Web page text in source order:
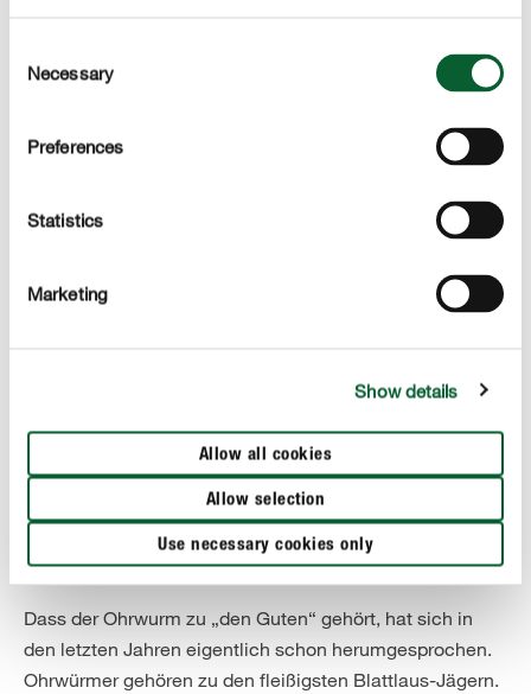
Selection
Necessary
Preferences
Statistics
Marketing
Show details
Allow all cookies
Allow selection
Use necessary cookies only
machen. Allzu wählerisch sind Baumwanzen jedoch
nicht, so findet man sie auch häufiger in Jalousiekästen
MAG OBST UND TIERISCHE KOST
Ohrwurm im Garten ansiedeln
Dass der Ohrwurm zu „den Guten“ gehört, hat sich in
den letzten Jahren eigentlich schon herumgesprochen.
Ohrwürmer gehören zu den fleißigsten Blattlaus-Jägern.